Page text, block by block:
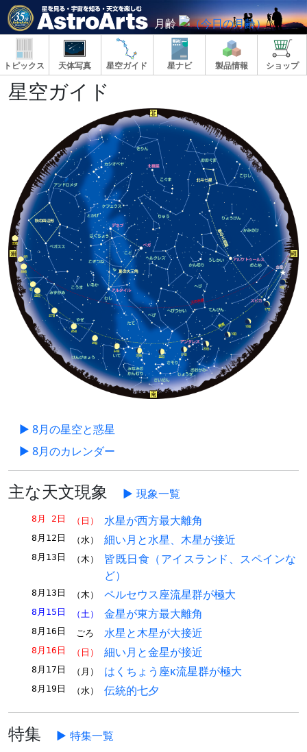
月齢
トピックス 天体写真 星空ガイド 星ナビ 製品情報 ショップ
星空ガイド
▶ 8月の星空と惑星
▶ 8月のカレンダー
主な天文現象 現象一覧
8月 2日 （日） 水星が西方最大離角
8月12日 （水） 細い月と水星、木星が接近
8月13日 （木）
皆既日食（アイスランド、スペインな
ど）
8月13日 （木） ペルセウス座流星群が極大
8月15日 （土） 金星が東方最大離角
8月16日 ごろ 水星と木星が大接近
8月16日 （日） 細い月と金星が接近
8月17日 （月） はくちょう座κ流星群が極大
8月19日 （水） 伝統的七夕
特集 特集一覧